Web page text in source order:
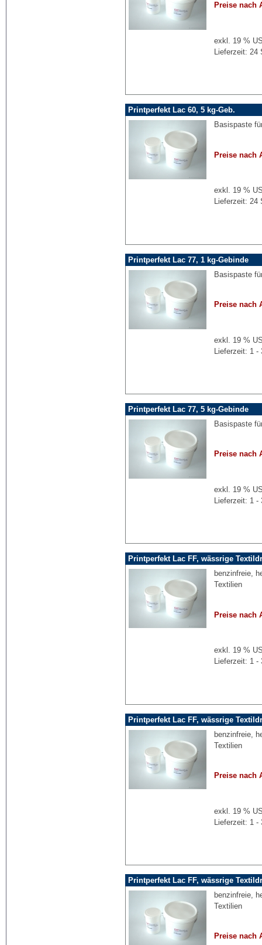
Preise nach
exkl. 19 %
Lieferzeit: 24
Printperfekt Lac 60, 5 kg-Geb.
Basispaste
Preise nach
exkl. 19 %
Lieferzeit: 24
Printperfekt Lac 77, 1 kg-Gebinde
Basispaste
Preise nach
exkl. 19 %
Lieferzeit: 1 -
Printperfekt Lac 77, 5 kg-Gebinde
Basispaste
Preise nach
exkl. 19 %
Lieferzeit: 1 -
Printperfekt Lac FF, wässrige
benzinfreie,
Textilien
Preise nach
exkl. 19 %
Lieferzeit: 1 -
Printperfekt Lac FF, wässrige
benzinfreie,
Textilien
Preise nach
exkl. 19 %
Lieferzeit: 1 -
Printperfekt Lac FF, wässrige
benzinfreie,
Textilien
Preise nach